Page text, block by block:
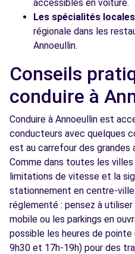
accessibles en voiture.
Les spécialités
régionale dans les
Annoeullin.
Conseils
conduire à
Conduire à Annoeullin est
conducteurs avec quelques
est au carrefour des grandes
Comme dans toutes les
limitations de vitesse et la
stationnement en centre-
réglementé : pensez à
mobile ou les parkings en
possible les heures de
9h30 et 17h-19h) pour des